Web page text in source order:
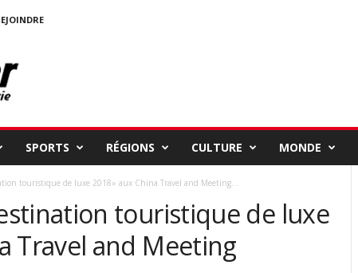
SPORTS RÉGIONS CULTURE MONDE
touristique de luxe 2018» aux China Travel and Meeting...
touristique de luxe
Travel and Meeting